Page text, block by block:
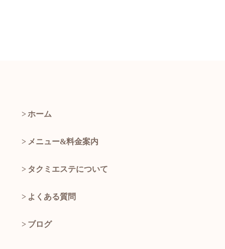
ホーム
メニュー&料金案内
タクミエステについて
よくある質問
ブログ